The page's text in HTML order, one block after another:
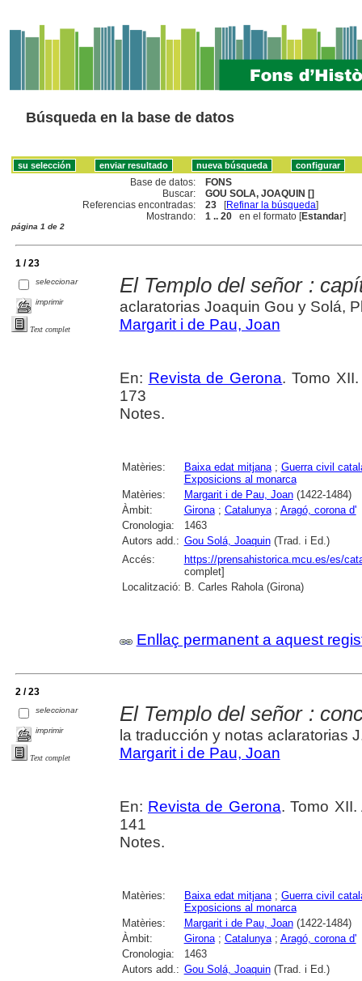
Búsqueda en la base de datos
Base de datos:
FONS
Buscar:
GOU SOLA, JOAQUIN []
Referencias encontradas:
23 [Refinar la búsqueda]
Mostrando:
1 .. 20 en el formato [Estandar]
página 1 de 2
1 / 23
seleccionar
imprimir
Text complet
El Templo del señor :
aclaratorias Joaquin Gou y Solá,
Margarit i de Pau, Joan
En: Revista de Gerona. Tomo
173
Notes.
Matèries: Baixa edat mitjana; Guerra civil
Exposicions al monarca
Matèries:
Margarit i de Pau, Joan(1422-1484)
Àmbit:
Girona; Catalunya; Aragó, corona d'
Cronologia:
1463
Autors add.: Gou Solá, Joaquin(Trad. i Ed.)
Accés:
https://prensahistorica.mcu.es/es/
complet]
Localització: B. Carles Rahola (Girona)
Enllaç permanent a aquest
2 / 23
seleccionar
imprimir
Text complet
El Templo del señor :
la traducción y notas aclaratorias
Margarit i de Pau, Joan
En: Revista de Gerona. Tomo
141
Notes.
Matèries: Baixa edat mitjana; Guerra civil
Exposicions al monarca
Matèries:
Margarit i de Pau, Joan(1422-1484)
Àmbit:
Girona; Catalunya; Aragó, corona d'
Cronologia:
1463
Autors add.: Gou Solá, Joaquin(Trad. i Ed.)